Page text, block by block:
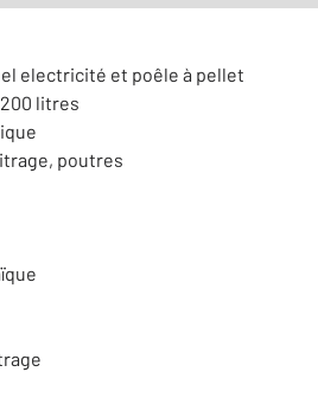
electricité et poêle à pellet
litres
poutres